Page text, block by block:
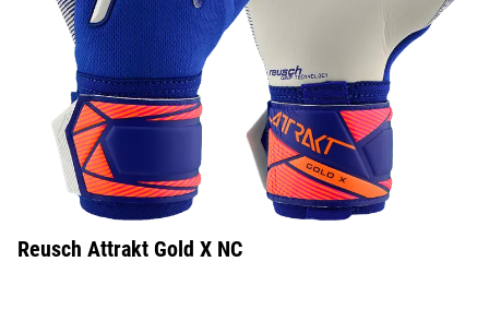
Reusch Attrakt Gold X NC